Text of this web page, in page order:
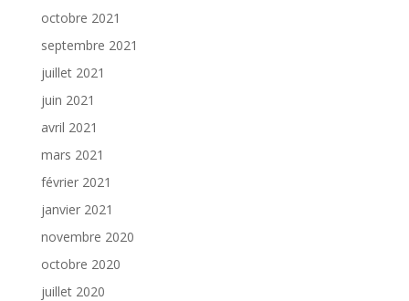
octobre 2021
septembre 2021
juillet 2021
juin 2021
avril 2021
mars 2021
février 2021
janvier 2021
novembre 2020
octobre 2020
juillet 2020